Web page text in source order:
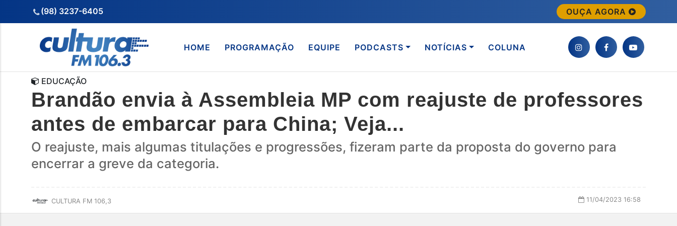
(98) 3237-6405 OUÇA AGORA
HOME PROGRAMAÇÃO EQUIPE PODCASTS NOTÍCIAS COLUNA
EDUCAÇÃO
Brandão envia à Assembleia MP com reajuste de professores
antes de embarcar para China; Veja...
O reajuste, mais algumas titulações e progressões, fizeram parte da proposta do governo para
encerrar a greve da categoria.
CULTURA FM 106,3 11/04/2023 16:58